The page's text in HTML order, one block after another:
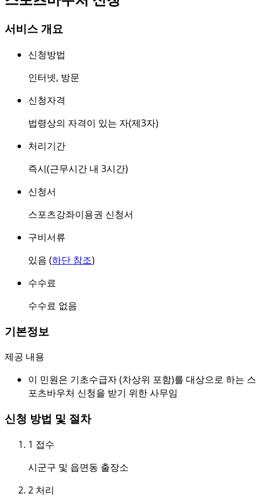
서비스 개요
신청방법
인터넷, 방문
신청자격
법령상의 자격이 있는 자(제3자)
처리기간
즉시(근무시간 내 3시간)
신청서
스포츠강좌이용권 신청서
구비서류
있음 (하단 참조)
수수료
수수료 없음
기본정보
제공 내용
이 민원은 기초수급자 (차상위 포함)를 대상으로 하는 스
포츠바우처 신청을 받기 위한 사무임
신청 방법 및 절차
1 접수
시군구 및 읍면동 출장소
2 처리